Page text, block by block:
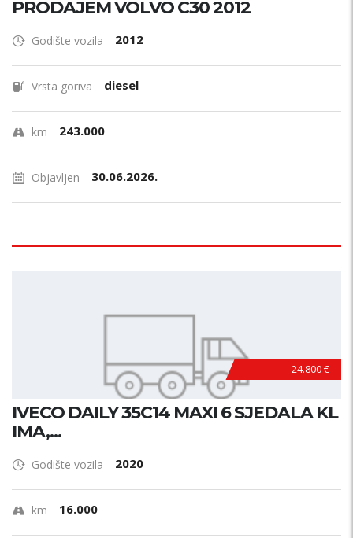
PRODAJEM VOLVO C30 2012
Godište vozila 2012
Vrsta goriva diesel
km 243.000
Objavljen 30.06.2026.
24.800 €
IVECO DAILY 35C14 MAXI 6 SJEDALA KL
IMA,...
Godište vozila 2020
km 16.000